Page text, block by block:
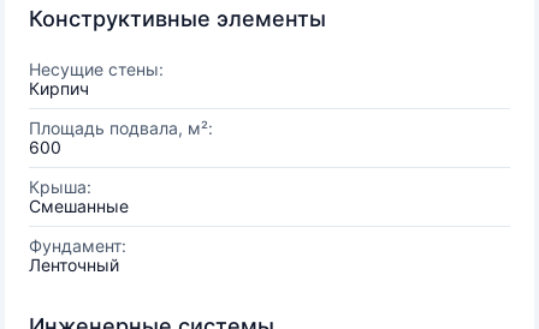
Конструктивные элементы
Несущие стены:
Кирпич
Площадь подвала, м²:
600
Крыша:
Смешанные
Фундамент:
Ленточный